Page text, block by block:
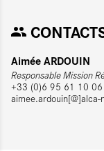
Aimée ARDOUIN
Responsable Mission
+33 (0)6 95 61 10